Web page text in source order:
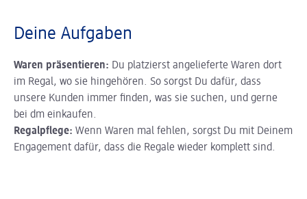
Deine Aufgaben
Waren präsentieren: Du platzierst angelieferte Waren dort
im Regal, wo sie hingehören. So sorgst Du dafür, dass
unsere Kunden immer finden, was sie suchen, und gerne
bei dm einkaufen.
Regalpflege: Wenn Waren mal fehlen, sorgst Du mit Deinem
Engagement dafür, dass die Regale wieder komplett sind.